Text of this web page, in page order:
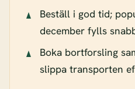
Beställ i god tid;
december fylls
Boka bortforsling
slippa transporten